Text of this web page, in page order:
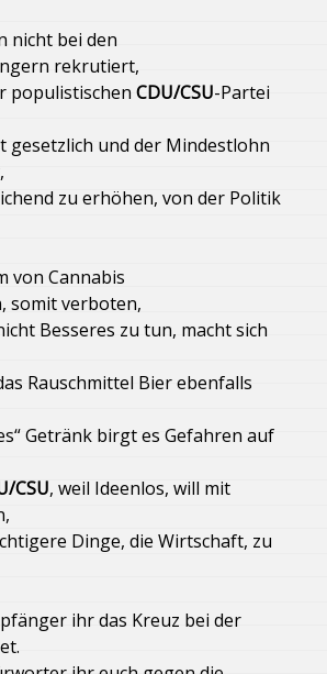
nicht bei den
rekrutiert,
populistischen CDU/CSU-Partei
gesetzlich und der Mindestlohn
zu erhöhen, von der Politik
von Cannabis
somit verboten,
Besseres zu tun, macht sich
Rauschmittel Bier ebenfalls
Getränk birgt es Gefahren auf
CSU, weil Ideenlos, will mit
Dinge, die Wirtschaft, zu
ihr das Kreuz bei der